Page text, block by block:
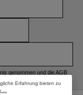
genommen und dieAGB
Erfahrung bieten zu